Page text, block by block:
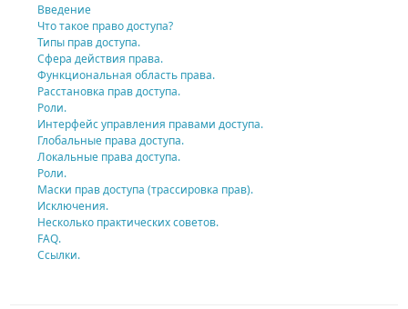
Введение
Что такое право доступа?
Типы прав доступа.
Сфера действия права.
Функциональная область права.
Расстановка прав доступа.
Роли.
Интерфейс управления правами доступа.
Глобальные права доступа.
Локальные права доступа.
Роли.
Маски прав доступа (трассировка прав).
Исключения.
Несколько практических советов.
FAQ.
Ссылки.